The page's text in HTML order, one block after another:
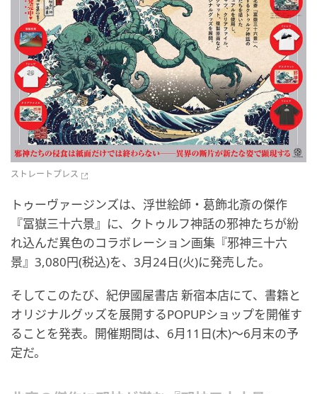
ストレートプレス
トゥーヴァージンズは、浮世絵師・葛飾北斎の傑作
『冨嶽三十六景』に、クトゥルフ神話の邪神たちが紛
れ込んだ異色のコラボレーション画集『邪神三十六
景』3,080円(税込)を、3月24日(火)に発売した。
そしてこのたび、紀伊國屋書店 新宿本店にて、書籍と
オリジナルグッズを展開するPOPUPショップを開催す
ることを発表。開催期間は、6月11日(木)～6月末の予
定だ。